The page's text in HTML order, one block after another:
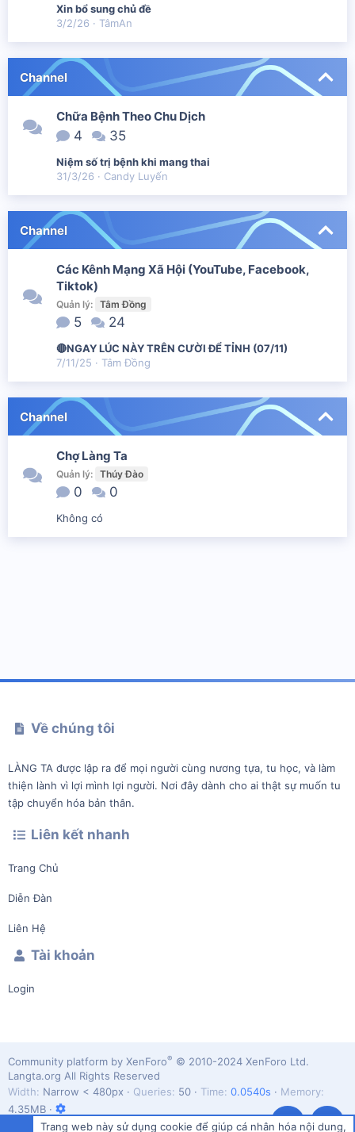
Xin bổ sung chủ đề
3/2/26
TâmAn
Channel
Chữa Bệnh Theo Chu Dịch
4 35
Niệm số trị bệnh khi mang thai
31/3/26
Candy Luyến
Channel
Các Kênh Mạng Xã Hội (YouTube, Facebook,
Tiktok)
Quản lý: Tâm Đồng
5 24
🔴NGAY LÚC NÀY TRÊN CƯỜI ĐỂ TỈNH (07/11)
7/11/25
Tâm Đồng
Channel
Chợ Làng Ta
Quản lý: Thúy Đào
0 0
Không có
Về chúng tôi
LÀNG TA được lập ra để mọi người cùng nương tựa, tu học, và làm
thiện lành vì lợi mình lợi người. Nơi đây dành cho ai thật sự muốn tu
tập chuyển hóa bản thân.
Liên kết nhanh
Trang Chủ
Diễn Đàn
Liên Hệ
Tài khoản
Login
Community platform by XenForo® © 2010-2024 XenForo Ltd.
Langta.org All Rights Reserved
Width
Queries 50 Time 0.0540s
Memory
4.35MB
Top Dưới
Trang web này sử dụng cookie để giúp cá nhân hóa nội dung,